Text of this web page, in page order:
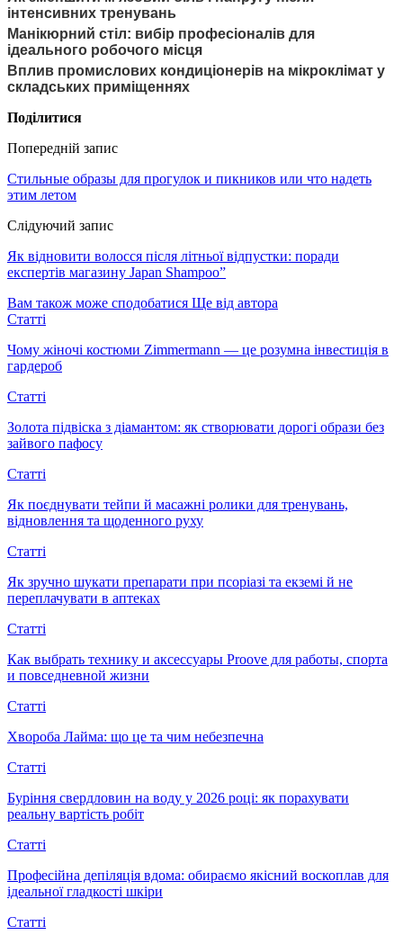
інтенсивних тренувань
Манікюрний стіл: вибір професіоналів для
ідеального робочого місця
Вплив промислових кондиціонерів на мікроклімат у
складських приміщеннях
Поділитися
Попередній запис
Стильные образы для прогулок и пикников или что надеть
этим летом
Слідуючий запис
Як відновити волосся після літньої відпустки: поради
експертів магазину Japan Shampoo”
Вам також може сподобатися Ще від автора
Статті
Чому жіночі костюми Zimmermann — це розумна інвестиція в
гардероб
Статті
Золота підвіска з діамантом: як створювати дорогі образи без
зайвого пафосу
Статті
Як поєднувати тейпи й масажні ролики для тренувань,
відновлення та щоденного руху
Статті
Як зручно шукати препарати при псоріазі та екземі й не
переплачувати в аптеках
Статті
Как выбрать технику и аксессуары Proove для работы, спорта
и повседневной жизни
Статті
Хвороба Лайма: що це та чим небезпечна
Статті
Буріння свердловин на воду у 2026 році: як порахувати
реальну вартість робіт
Статті
Професійна депіляція вдома: обираємо якісний воскоплав для
ідеальної гладкості шкіри
Статті